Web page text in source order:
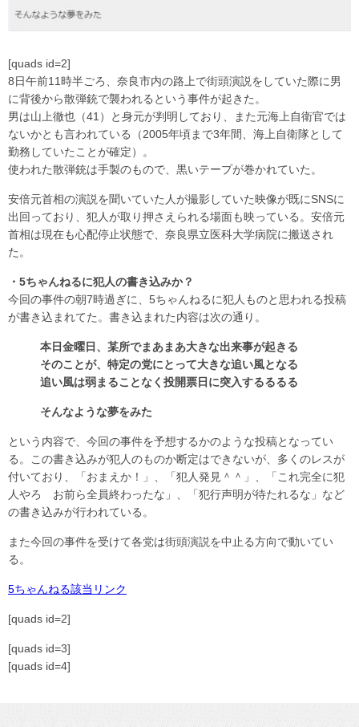
[quads id=2]
8日午前11時半ごろ、奈良市内の路上で街頭演説をしていた際に男
に背後から散弾銃で襲われるという事件が起きた。
男は山上徹也（41）と身元が判明しており、また元海上自衛官では
ないかとも言われている（2005年頃まで3年間、海上自衛隊として
勤務していたことが確定）。
使われた散弾銃は手製のもので、黒いテープが巻かれていた。
安倍元首相の演説を聞いていた人が撮影していた映像が既にSNSに
出回っており、犯人が取り押さえられる場面も映っている。安倍元
首相は現在も心配停止状態で、奈良県立医科大学病院に搬送され
た。
・5ちゃんねるに犯人の書き込みか？
今回の事件の朝7時過ぎに、5ちゃんねるに犯人ものと思われる投稿
が書き込まれてた。書き込まれた内容は次の通り。
本日金曜日、某所でまあまあ大きな出来事が起きる
そのことが、特定の党にとって大きな追い風となる
追い風は弱まることなく投開票日に突入するるるる
そんなような夢をみた
という内容で、今回の事件を予想するかのような投稿となってい
る。この書き込みが犯人のものか断定はできないが、多くのレスが
付いており、「おまえか！」、「犯人発見＾＾」、「これ完全に犯
人やろ お前ら全員終わったな」、「犯行声明が待たれるな」など
の書き込みが行われている。
また今回の事件を受けて各党は街頭演説を中止る方向で動いてい
る。
5ちゃんねる該当リンク
[quads id=2]
[quads id=3]
[quads id=4]